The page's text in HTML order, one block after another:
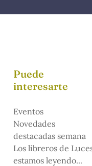
Puede
interesarte
Eventos
Novedades
destacadas semana
Los libreros de
estamos leyendo...